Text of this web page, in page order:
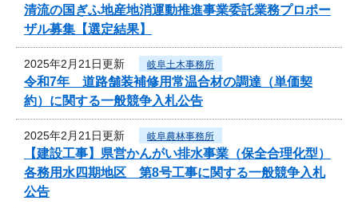
清流の国ぎふ地産地消運動推進事業委託業務プロポー
ザル募集【選定結果】
2025年2月21日更新 岐阜土木事務所
令和7年 道路舗装補修用常温合材の調達（単価契
約）に関する一般競争入札公告
2025年2月21日更新 岐阜農林事務所
【建設工事】県営かんがい排水事業（保全合理化型）
各務用水四期地区 第8号工事に関する一般競争入札
公告